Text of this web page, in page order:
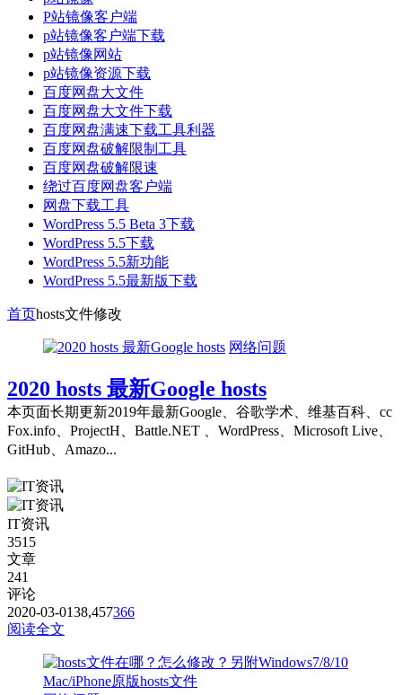
P站镜像客户端
p站镜像客户端下载
p站镜像网站
p站镜像资源下载
百度网盘大文件
百度网盘大文件下载
百度网盘满速下载工具利器
百度网盘破解限制工具
百度网盘破解限速
绕过百度网盘客户端
网盘下载工具
WordPress 5.5 Beta 3下载
WordPress 5.5下载
WordPress 5.5新功能
WordPress 5.5最新版下载
首页hosts文件修改
网络问题
2020 hosts 最新Google hosts
本页面长期更新2019年最新Google、谷歌学术、维基百科、cc
Fox.info、ProjectH、Battle.NET 、WordPress、Microsoft Live、
GitHub、Amazo...
IT资讯
3515
文章
241
评论
2020-03-0138,457366
阅读全文